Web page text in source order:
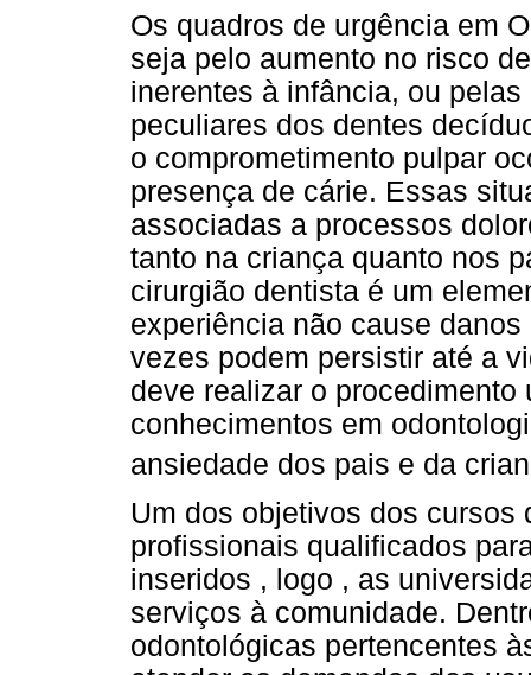
Os quadros de urgência em
seja pelo aumento no risco
inerentes à infância, ou
peculiares dos dentes
o comprometimento pulpar
presença de cárie. Essas
associadas a processos
tanto na criança quanto nos
cirurgião dentista é um
experiência não cause
vezes podem persistir até a
deve realizar o
conhecimentos em
ansiedade dos pais e da
Um dos objetivos dos cursos
profissionais qualificados
inseridos , logo , as
serviços à comunidade.
odontológicas pertencentes